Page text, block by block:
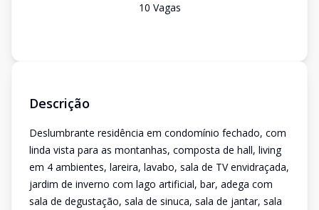
10 Vagas
Descrição
Deslumbrante residência em condomínio fechado, com
linda vista para as montanhas, composta de hall, living
em 4 ambientes, lareira, lavabo, sala de TV envidraçada,
jardim de inverno com lago artificial, bar, adega com
sala de degustação, sala de sinuca, sala de jantar, sala